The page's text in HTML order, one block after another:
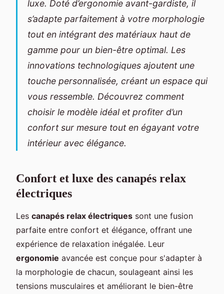
luxe. Doté d’ergonomie avant-gardiste, il
s’adapte parfaitement à votre morphologie
tout en intégrant des matériaux haut de
gamme pour un bien-être optimal. Les
innovations technologiques ajoutent une
touche personnalisée, créant un espace qui
vous ressemble. Découvrez comment
choisir le modèle idéal et profiter d’un
confort sur mesure tout en égayant votre
intérieur avec élégance.
Confort et luxe des canapés relax
électriques
Les canapés relax électriques sont une fusion
parfaite entre confort et élégance, offrant une
expérience de relaxation inégalée. Leur
ergonomie avancée est conçue pour s'adapter à
la morphologie de chacun, soulageant ainsi les
tensions musculaires et améliorant le bien-être